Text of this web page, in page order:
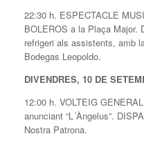
22:30 h. ESPECTACLE
BOLEROS a la Plaça Major.
refrigeri als assistents, amb
Bodegas Leopoldo.
DIVENDRES, 10 DE
12:00 h. VOLTEIG
anunciant “L´Àngelus”.
Nostra Patrona.